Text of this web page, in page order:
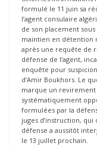
formulé le 11 juin sa
l’agent consulaire
de son placement
maintien en détention
après une requête de
défense de l’agent,
enquête pour
d’Amir Boukhors. Le
marque un revirement
systématiquement
formulées par la
juges d’instruction,
défense a aussitôt
le 13 juillet prochain.